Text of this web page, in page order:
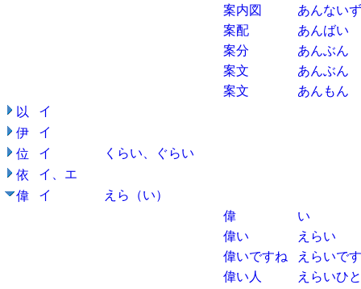
案内図
あんないず
案配
あんばい
案分
あんぶん
案文
あんぶん
案文
あんもん
以
イ
伊
イ
位
イ
くらい、ぐらい
依
イ、エ
偉
イ
えら（い）
偉
い
偉い
えらい
偉いですね
えらいで
偉い人
えらいひと